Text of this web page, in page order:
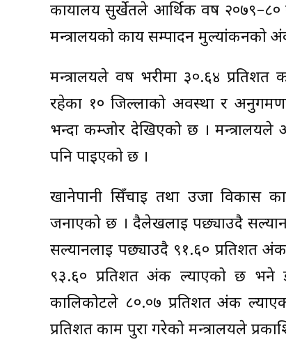
कार्यालय सुर्खेतले आर्थिक वर्ष
मन्त्रालयको कार्य सम्पादन मुल्यांकनको
मन्त्रालयले वर्ष भरीमा ३०.६४
रहेका १० जिल्लाको अवस्था र अनुगमण
भन्दा कम्जोर देखिएको छ ।
पनि पाइएको छ ।
खानेपानी सिँचाइ तथा उर्जा विकास
जनाएको छ । दैलेखलाई पछ्याउदै
सल्यानलाई पछ्याउदै ९१.६० प्रतिशत
९३.६० प्रतिशत अंक ल्याएको छ भने
कालिकोटले ८०.०७ प्रतिशत अंक
प्रतिशत काम पुरा गरेको मन्त्रालयले